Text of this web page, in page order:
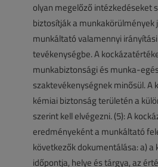
olyan megelőző intézkedéseket
biztosítják a munkakörülmények
munkáltató valamennyi
tevékenységbe. A
munkabiztonsági és munka-
szaktevékenységnek minősül. A
kémiai biztonság területén a
szerint kell elvégezni. (5): A
eredményeként a munkáltató
következők dokumentálása: a)
időpontja, helye és tárgya, az